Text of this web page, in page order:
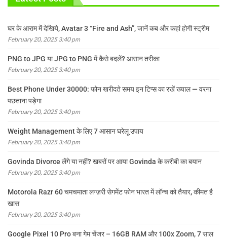
घर के आराम में देखिये, Avatar 3 “Fire and Ash”, जानें कब और कहां होगी स्ट्रीम
February 20, 2025 3:40 pm
PNG to JPG या JPG to PNG में कैसे बदलें? आसान तरीका
February 20, 2025 3:40 pm
Best Phone Under 30000: फोन खरीदते समय इन टिप्स का रखें ख्याल — वरना
पछताना पड़ेगा
February 20, 2025 3:40 pm
Weight Management के लिए 7 आसान घरेलू उपाय
February 20, 2025 3:40 pm
Govinda Divorce लेंगे या नहीं? खबरों पर आया Govinda के करीबी का बयान
February 20, 2025 3:40 pm
Motorola Razr 60 चमचमाता लग्ज़री सेगमेंट फोन भारत में लॉन्च को तैयार, कीमत है
खास
February 20, 2025 3:40 pm
Google Pixel 10 Pro बना गेम चेंजर – 16GB RAM और 100x Zoom, 7 साल